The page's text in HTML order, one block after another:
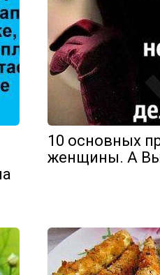
10 основных
женщины. А